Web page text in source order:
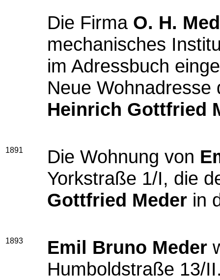
Die Firma O. H.
mechanisches
im Adressbuch
Neue
Heinrich Gottfried
1891 Die Wohnung von
Yorkstraße 1/I, die
Gottfried Meder in
1893 Emil Bruno Meder
Humboldstraße 13/